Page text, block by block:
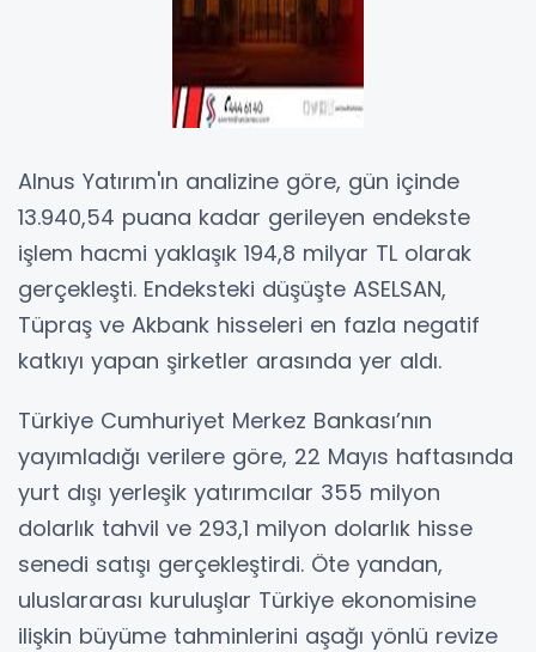
Alnus Yatırım'ın analizine göre, gün içinde
13.940,54 puana kadar gerileyen endekste
işlem hacmi yaklaşık 194,8 milyar TL olarak
gerçekleşti. Endeksteki düşüşte ASELSAN,
Tüpraş ve Akbank hisseleri en fazla negatif
katkıyı yapan şirketler arasında yer aldı.
Türkiye Cumhuriyet Merkez Bankası’nın
yayımladığı verilere göre, 22 Mayıs haftasında
yurt dışı yerleşik yatırımcılar 355 milyon
dolarlık tahvil ve 293,1 milyon dolarlık hisse
senedi satışı gerçekleştirdi. Öte yandan,
uluslararası kuruluşlar Türkiye ekonomisine
ilişkin büyüme tahminlerini aşağı yönlü revize